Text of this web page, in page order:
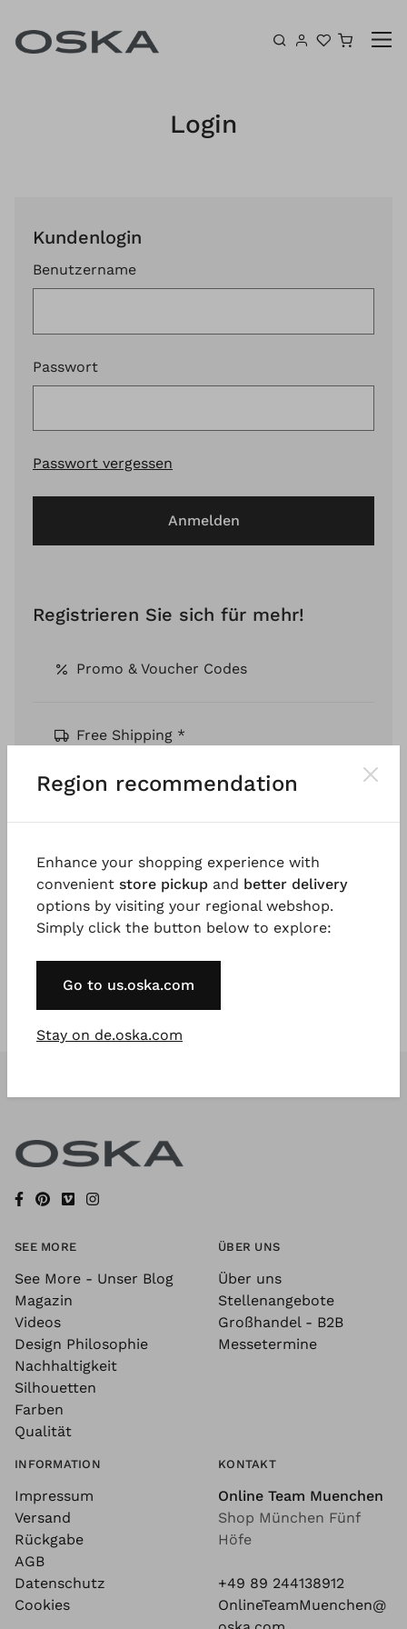
Login
Kundenlogin
Benutzername
Passwort
Passwort vergessen
Anmelden
Registrieren Sie sich für mehr!
Promo & Voucher Codes
Free Shipping *
Registrieren Sie sich jetzt
* Available to VIP Customers
SEE MORE
See More - Unser Blog
Magazin
Videos
Design Philosophie
Nachhaltigkeit
Silhouetten
Farben
Qualität
ÜBER UNS
Über uns
Stellenangebote
Großhandel - B2B
Messetermine
INFORMATION
Impressum
Versand
Rückgabe
AGB
Datenschutz
Cookies
KONTAKT
Online Team Muenchen
Shop München Fünf
Höfe
+49 89 244138912
OnlineTeamMuenchen@
Region recommendation
Enhance your shopping experience with
convenient store pickup and better delivery
options by visiting your regional webshop.
Simply click the button below to explore:
Go to us.oska.com
Stay on de.oska.com